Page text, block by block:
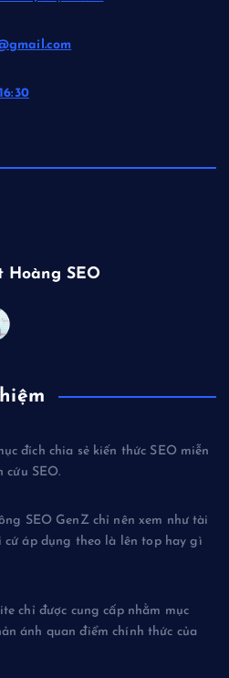
Hoàng SEO
đích chia sẻ kiến thức SEO miễn
cứu SEO.
SEO GenZ chỉ nên xem như tài
cứ áp dụng theo là lên top hay gì
chỉ được cung cấp nhằm mục
ánh quan điểm chính thức của